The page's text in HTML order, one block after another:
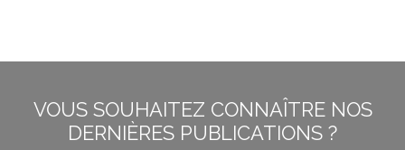
VOUS SOUHAITEZ CONNAÎTRE NOS
DERNIÈRES PUBLICATIONS ?